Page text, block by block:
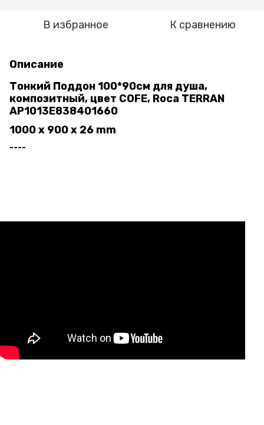
В избранное К сравнению
Описание
Тонкий Поддон 100*90см для душа,
композитный, цвет COFE, Roca TERRAN
AP1013E838401660
1000 x 900 x 26 mm
----